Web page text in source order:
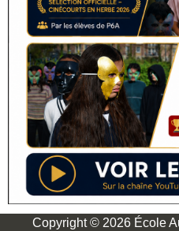
Copyright © 2026 École